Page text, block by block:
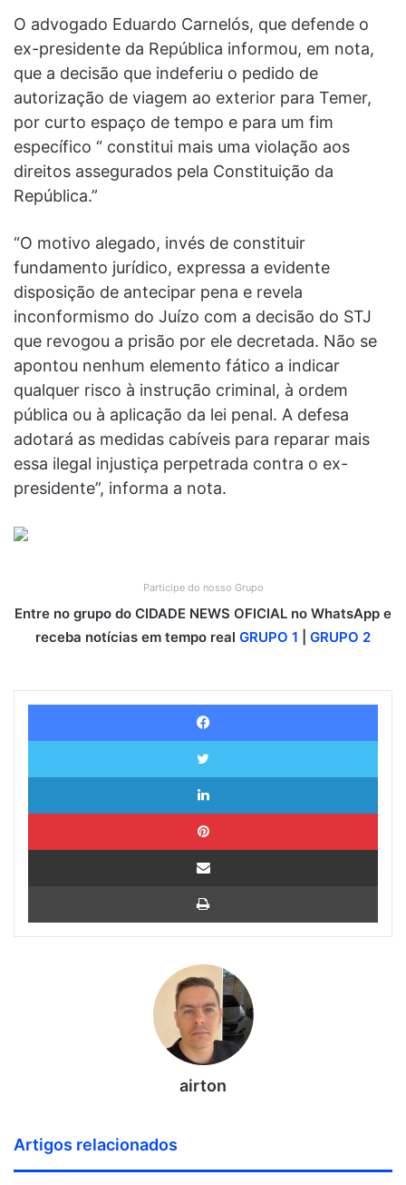
O advogado Eduardo Carnelós, que defende o
ex-presidente da República informou, em nota,
que a decisão que indeferiu o pedido de
autorização de viagem ao exterior para Temer,
por curto espaço de tempo e para um fim
específico “ constitui mais uma violação aos
direitos assegurados pela Constituição da
República.”
“O motivo alegado, invés de constituir
fundamento jurídico, expressa a evidente
disposição de antecipar pena e revela
inconformismo do Juízo com a decisão do STJ
que revogou a prisão por ele decretada. Não se
apontou nenhum elemento fático a indicar
qualquer risco à instrução criminal, à ordem
pública ou à aplicação da lei penal. A defesa
adotará as medidas cabíveis para reparar mais
essa ilegal injustiça perpetrada contra o ex-
presidente”, informa a nota.
Participe do nosso Grupo
Entre no grupo do CIDADE NEWS OFICIAL no WhatsApp e
receba notícias em tempo real GRUPO 1 GRUPO 2
airton
Artigos relacionados